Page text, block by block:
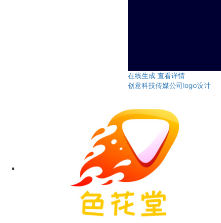
在线生成 查看详情
创意科技传媒公司logo设计